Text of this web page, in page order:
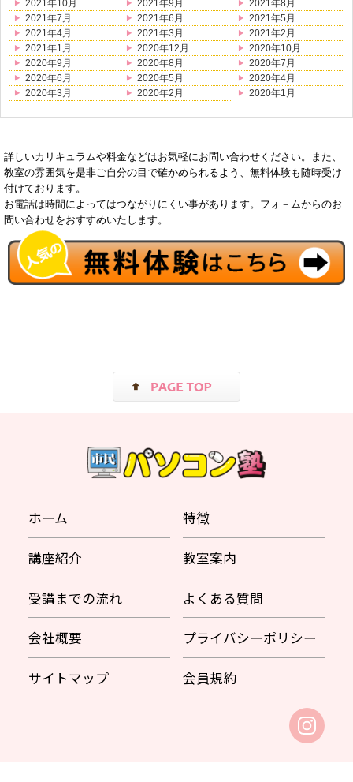
2021年10月
2021年9月
2021年8月
2021年7月
2021年6月
2021年5月
2021年4月
2021年3月
2021年2月
2021年1月
2020年12月
2020年10月
2020年9月
2020年8月
2020年7月
2020年6月
2020年5月
2020年4月
2020年3月
2020年2月 2020年1月
詳しいカリキュラムや料金などはお気軽にお問い合わせください。また、
教室の雰囲気を是非ご自分の目で確かめられるよう、無料体験も随時受け
付けております。
お電話は時間によってはつながりにくい事があります。フォ－ムからのお
問い合わせをおすすめいたします。
ホーム 特徴
講座紹介 教室案内
受講までの流れ よくある質問
会社概要 プライバシーポリシー
サイトマップ 会員規約